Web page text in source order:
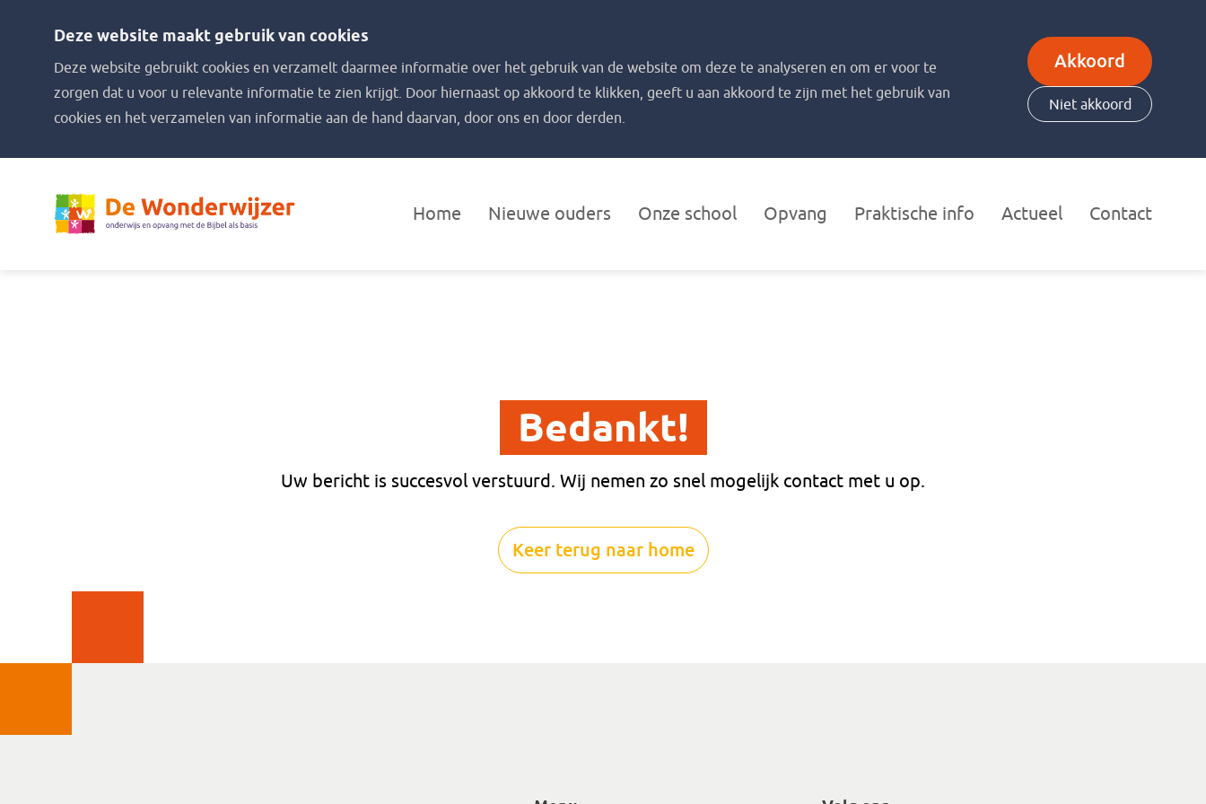
Deze website maakt gebruik van cookies
Deze website gebruikt cookies en verzamelt daarmee informatie over het gebruik van de website om deze te analyseren en om er voor te
zorgen dat u voor u relevante informatie te zien krijgt. Door hiernaast op akkoord te klikken, geeft u aan akkoord te zijn met het gebruik van
cookies en het verzamelen van informatie aan de hand daarvan, door ons en door derden.
Akkoord
Niet akkoord
Home Nieuwe ouders Onze school Opvang Praktische info Actueel Contact
Bedankt!
Uw bericht is succesvol verstuurd. Wij nemen zo snel mogelijk contact met u op.
Keer terug naar home